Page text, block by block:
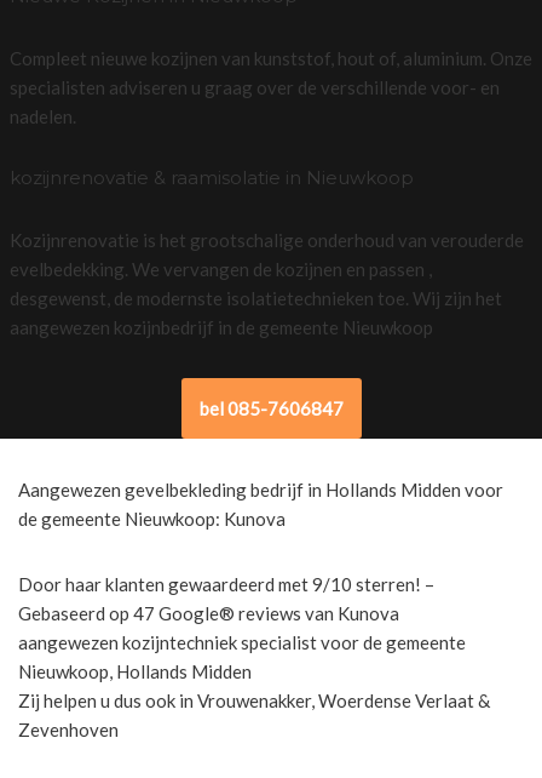
Compleet nieuwe kozijnen van kunststof, hout of, aluminium. Onze
specialisten adviseren u graag over de verschillende voor- en
nadelen.
kozijnrenovatie & raamisolatie in Nieuwkoop
Kozijnrenovatie is het grootschalige onderhoud van verouderde
evelbedekking. We vervangen de kozijnen en passen ,
desgewenst, de modernste isolatietechnieken toe. Wij zijn het
aangewezen kozijnbedrijf in de gemeente Nieuwkoop
bel 085-7606847
Aangewezen gevelbekleding bedrijf in Hollands Midden voor
de gemeente Nieuwkoop: Kunova
Door haar klanten gewaardeerd met 9/10 sterren! –
Gebaseerd op 47 Google® reviews van Kunova
aangewezen kozijntechniek specialist voor de gemeente
Nieuwkoop, Hollands Midden
Zij helpen u dus ook in Vrouwenakker, Woerdense Verlaat &
Zevenhoven